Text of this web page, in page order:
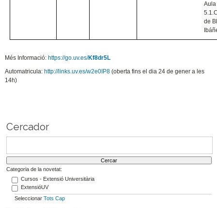
Aula
de
Més Informació: https://go.uv.es/Kf8dr5L
Automatricula: http://links.uv.es/w2e0IP8 (oberta fins el dia 24 de gener a les
14h)
Cercador
Categoria de la novetat:
Cursos - Extensió Universitària
ExtensióUV
Seleccionar Tots Cap